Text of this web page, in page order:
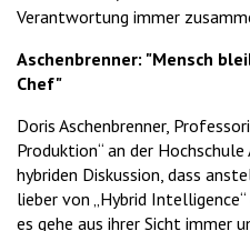
Verantwortung immer
Aschenbrenner: "Mensch
Chef"
Doris Aschenbrenner,
Produktion“ an der
hybriden Diskussion, dass
lieber von „Hybrid
es gehe aus ihrer Sicht immer